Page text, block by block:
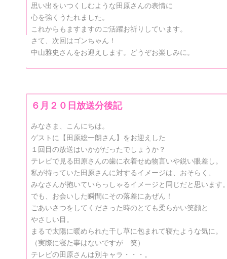
思い出をいつくしむような田原さんの表情に
心を強くうたれました。
これからもますますのご活躍お祈りしています。
さて、次回はゴンちゃん！
中山雅史さんをお迎えします。どうぞお楽しみに。
６月２０日放送分後記
みなさま、こんにちは。
ゲストに【田原総一朗さん】をお迎えした
１回目の放送はいかがだったでしょうか？
テレビで見る田原さんの歯に衣着せぬ物言いや鋭い眼差し。
私が持っていた田原さんに対するイメージは、おそらく、
みなさんが抱いていらっしゃるイメージと同じだと思います
でも、お会いした瞬間にその落差にあぜん！
ごあいさつをしてくださった時のとても柔らかい笑顔と
やさしい目。
まるで太陽に暖められた干し草に包まれて寝たような気に。
（実際に寝た事はないですが 笑）
テレビの田原さんは別キャラ・・・。